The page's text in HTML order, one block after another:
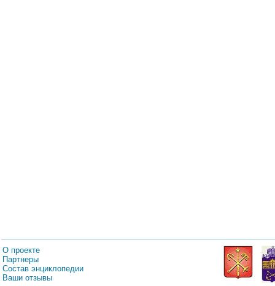
О проекте
Партнеры
Состав энциклопедии
Ваши отзывы